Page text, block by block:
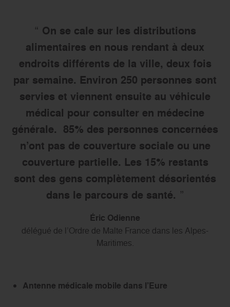
On se cale sur les distributions
alimentaires en nous rendant à deux
endroits différents de la ville, deux fois
par semaine. Environ 250 personnes sont
servies et viennent ensuite au véhicule
médical pour consulter en médecine
générale. 85% des personnes concernées
n’ont pas de couverture sociale ou une
couverture partielle. Les 15% restants
sont des gens complètement désorientés
dans le parcours de santé.
Éric Odienne
délégué de l’Ordre de Malte France dans les Alpes-
Maritimes.
Antenne médicale mobile dans l’Eure